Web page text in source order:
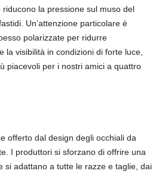
la pressione sul muso del
Un’attenzione particolare è
polarizzate per ridurre
la visibilità in condizioni di forte luce,
piacevoli per i nostri amici a quattro
offerto dal design degli occhiali da
I produttori si sforzano di offrire una
si adattano a tutte le razze e taglie, dai